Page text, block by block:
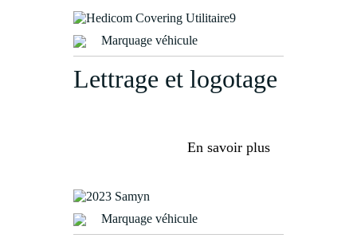
Marquage véhicule
Lettrage et logotage
En savoir plus
Marquage véhicule